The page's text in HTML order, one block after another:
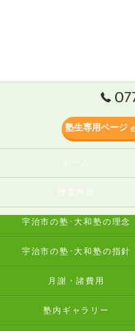
塾生専用ページ
ホーム
授業内容
宇治市の塾･大和塾の理念
宇治市の塾･大和塾の指針
月謝・諸費用
塾内ギャラリー